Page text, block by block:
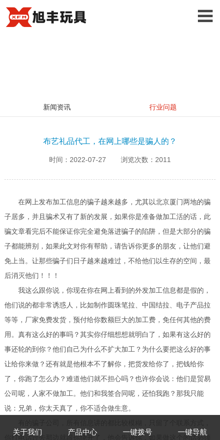
新闻资讯 行业问题
布艺礼品代工，在网上哪些是骗人的？
时间：2022-07-27 浏览次数：2011
在网上发布加工信息的骗子越来越多，尤其以北京厦门两地的骗
子居多，并且骗术又有了新的发展，如果你是准备做加工活的话，此
骗文章看完后不能保证你完全避免落进骗子的陷阱，但是大部分的骗
子都能辨别，如果此文对你有帮助，请告诉你更多的朋友，让他们避
免上当。让那些骗子们日子越来越难过，不给他们以生存的空间，最
后消灭他们！！！
我这么跟你说，你现在你在网上看到的外发加工信息都是假的，
他们说的都非常诱惑人，比如制作圆珠笔拉、中国结拉、电子产品拉
等等，厂家免费发货，预付给你数额巨大的加工费，免任何其他的费
用。真有这么好的事吗？其实你仔细想想就明白了，如果有这么好的
事还轮的到你？他们自己为什么不扩大加工？为什么要把这么好的事
让给你来做？还有就是他根本不了解你，把货发给你了，把钱给你
了，你跑了怎么办？难道他们就不担心吗？也许你会说：他们是贸易
公司呢，人家不做加工。他们和我签合同呢，还怕我跑？那我只能
说：兄弟，你太天真了，你不适合做生意。
你打电话过去那边就跟你绕开了，他会告诉你，如果做这个的话必须
关于我们 产品中心 一键拨号 一键导航